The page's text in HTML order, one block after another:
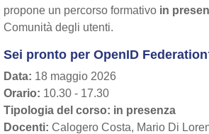
propone un percorso formativo in
Comunità degli utenti.
Sei pronto per OpenID
Data: 18 maggio 2026
Orario: 10.30 - 17.30
Tipologia del corso: in presenza
Docenti: Calogero Costa, Mario Di